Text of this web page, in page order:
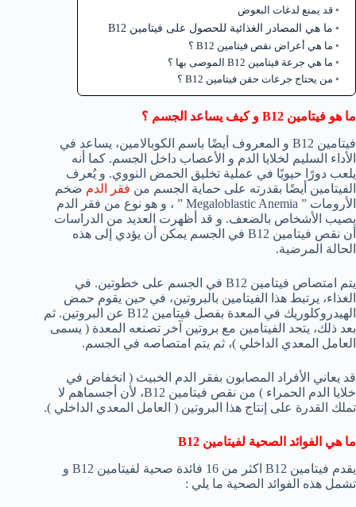
قد يمنع لدغات البعوض
ما هي المصادر الغذائية للحصول على فيتامين B12
ما هي أعراض نقص فيتامين B12 ؟
ما هي جرعة فيتامين B12 الموصى بها ؟
من يحتاج جرعات حقن فيتامين B12 ؟
ما هو فيتامين B12 و كيف يساعد الجسم ؟
فيتامين B12 و المعروف أيضًا باسم الكوبالامين، يساعد في
الأداء السليم لخلايا الدم و الأعصاب داخل الجسم. كما أنه
يلعب دورًا حيويًا في عملية تخليق الحمض النووي. و يُعرف
الفيتامين أيضًا بقدرته على حماية الجسم من فقر الدم ضخم
الأرومات ” Megaloblastic Anemia ” ، و هو نوع من فقر الدم
يصيب الأشخاص بالضعف. و قد أظهرت العديد من الدراسات
أن نقص فيتامين B12 في الجسم يمكن أن يؤدي إلى هذه
الحالة المرضية.
يتم امتصاص فيتامين B12 في الجسم على خطوتين. في
الغذاء، يرتبط هذا الفيتامين بالبروتين، في حين يقوم حمض
الهيدروكلوريك في المعدة بفصل فيتامين B12 عن البروتين. ثم
بعد ذلك، يتحد الفيتامين مع بروتين آخر تصنعه المعدة ( يسمى
العامل المعدي الداخلي )، ثم يتم امتصاصه في الجسم.
قد يعاني الأفراد المصابون بفقر الدم الخبيث ( انخفاض في
خلايا الدم الحمراء ) من نقص فيتامين B12، لأن أجسماهم لا
تملك القدرة على إنتاج هذا البروتين ( العامل المعدي الداخلي ).
ما هي الفوائد الصحية لفيتامين B12
يقدم فيتامين B12 اكثر من 16 فائدة صحية لفيتامين B12 و
تشمل هذه الفوائد الصحية ما يلي :